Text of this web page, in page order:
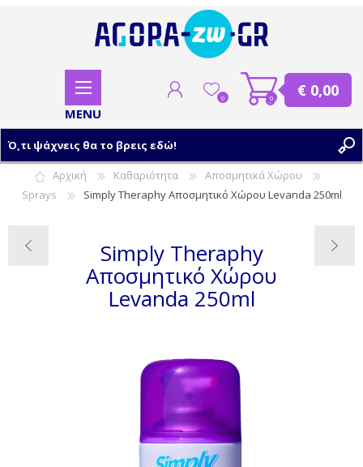
ΕΓΓΡΑΦΗ
0 0 € 0,00
Αρχική Καθαριότητα
Αποσμητικά Χώρου
Sprays
Simply Theraphy Αποσμητικό Χώρου Levanda 250ml
Simply Theraphy
Αποσμητικό Χώρου
Levanda 250ml